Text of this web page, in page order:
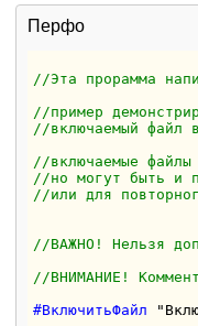
Перфо
//Эта прорамма
//пример
//включаемый файл
//включаемые файлы
//но могут быть и
//или для
//ВАЖНО! Нельзя
//ВНИМАНИЕ!
#ВключитьФайл